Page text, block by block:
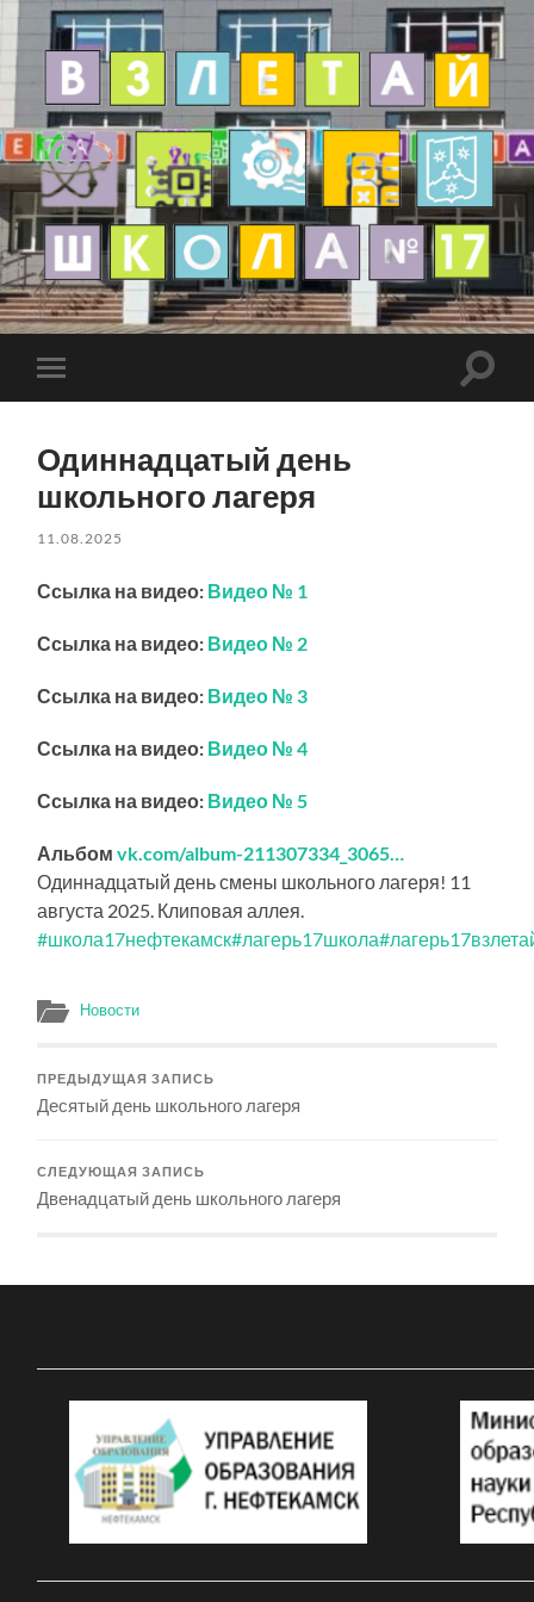
Одиннадцатый день
школьного лагеря
11.08.2025
Ссылка на видео: Видео № 1
Ссылка на видео: Видео № 2
Ссылка на видео: Видео № 3
Ссылка на видео: Видео № 4
Ссылка на видео: Видео № 5
Альбомvk.com/album-211307334_3065…
Одиннадцатый день смены школьного лагеря! 11
августа 2025. Клиповая аллея.
#школа17нефтекамск#лагерь17школа
Новости
ПРЕДЫДУЩАЯ ЗАПИСЬ
Десятый день школьного лагеря
СЛЕДУЮЩАЯ ЗАПИСЬ
Двенадцатый день школьного лагеря